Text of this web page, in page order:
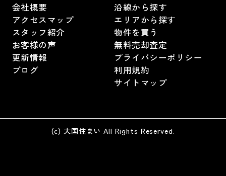
会社概要
アクセスマップ
スタッフ紹介
お客様の声
更新情報
ブログ
沿線から探す
エリアから探す
物件を買う
無料売却査定
プライバシーポリシー
利用規約
サイトマップ
(c) 大国住まい All Rights Reserved.